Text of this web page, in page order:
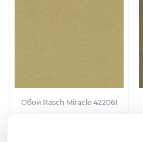
Обои Rasch Miracle 422061